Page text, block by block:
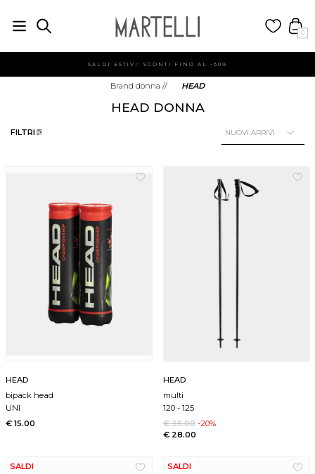
0
SALDI ESTIVI: SCONTI FINO AL -60%
Brand donna // HEAD
FILTRI
HEAD DONNA
HEAD
bipack head
UNI
€ 15.00
HEAD
multi
120 -125
€ 35.00 -20%
€ 28.00
SALDI SALDI